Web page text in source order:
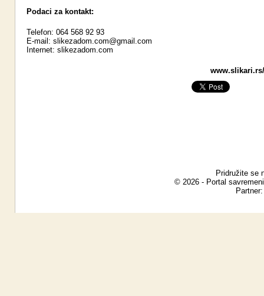
Podaci za kontakt:
Telefon: 064 568 92 93
E-mail: slikezadom.com@gmail.com
Internet: slikezadom.com
Pridružite se
© 2026 - Portal